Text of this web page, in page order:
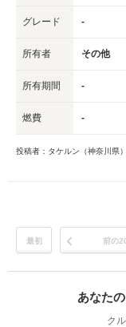
グレード -
所有者 その他
所有期間 -
燃費 -
投稿者：タケルン（神奈川県）
最初 前の
あなた
ク